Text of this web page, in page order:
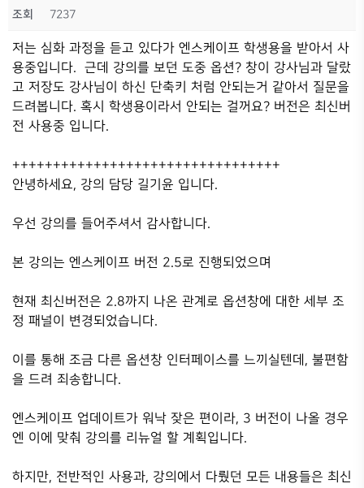
조회 7237
저는 심화 과정을 듣고 있다가 엔스케이프 학생용을 받아서 사
용중입니다. 근데 강의를 보던 도중 옵션? 창이 강사님과 달랐
고 저장도 강사님이 하신 단축키 처럼 안되는거 같아서 질문을
드려봅니다. 혹시 학생용이라서 안되는 걸꺼요? 버전은 최신버
전 사용중 입니다.
+++++++++++++++++++++++++++++++++
안녕하세요, 강의 담당 길기윤 입니다.
우선 강의를 들어주셔서 감사합니다.
본 강의는 엔스케이프 버전 2.5로 진행되었으며
현재 최신버전은 2.8까지 나온 관계로 옵션창에 대한 세부 조
정 패널이 변경되었습니다.
이를 통해 조금 다른 옵션창 인터페이스를 느끼실텐데, 불편함
을 드려 죄송합니다.
엔스케이프 업데이트가 워낙 잦은 편이라, 3 버전이 나올 경우
엔 이에 맞춰 강의를 리뉴얼 할 계획입니다.
하지만, 전반적인 사용과, 강의에서 다뤘던 모든 내용들은 최신